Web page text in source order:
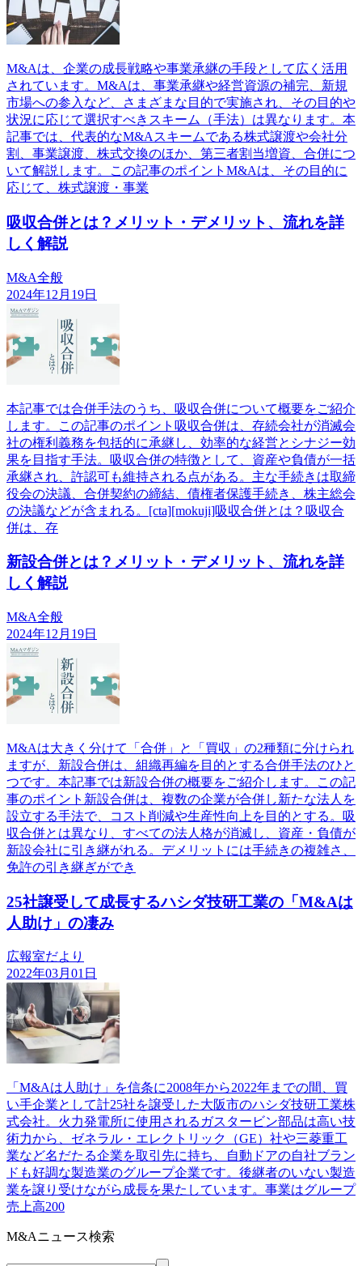
M&Aは、企業の成長戦略や事業承継の手段として広く活用
されています。M&Aは、事業承継や経営資源の補完、新規
市場への参入など、さまざまな目的で実施され、その目的や
状況に応じて選択すべきスキーム（手法）は異なります。本
記事では、代表的なM&Aスキームである株式譲渡や会社分
割、事業譲渡、株式交換のほか、第三者割当増資、合併につ
いて解説します。この記事のポイントM&Aは、その目的に
応じて、株式譲渡・事業
吸収合併とは？メリット・デメリット、流れを詳
しく解説
M&A全般
2024年12月19日
本記事では合併手法のうち、吸収合併について概要をご紹介
します。この記事のポイント吸収合併は、存続会社が消滅会
社の権利義務を包括的に承継し、効率的な経営とシナジー効
果を目指す手法。吸収合併の特徴として、資産や負債が一括
承継され、許認可も維持される点がある。主な手続きは取締
役会の決議、合併契約の締結、債権者保護手続き、株主総会
の決議などが含まれる。[cta][mokuji]吸収合併とは？吸収合
併は、存
新設合併とは？メリット・デメリット、流れを詳
しく解説
M&A全般
2024年12月19日
M&Aは大きく分けて「合併」と「買収」の2種類に分けられ
ますが、新設合併は、組織再編を目的とする合併手法のひと
つです。本記事では新設合併の概要をご紹介します。この記
事のポイント新設合併は、複数の企業が合併し新たな法人を
設立する手法で、コスト削減や生産性向上を目的とする。吸
収合併とは異なり、すべての法人格が消滅し、資産・負債が
新設会社に引き継がれる。デメリットには手続きの複雑さ、
免許の引き継ぎができ
25社譲受して成長するハシダ技研工業の「M&Aは
人助け」の凄み
広報室だより
2022年03月01日
「M&Aは人助け」を信条に2008年から2022年までの間、買
い手企業として計25社を譲受した大阪市のハシダ技研工業株
式会社。火力発電所に使用されるガスタービン部品は高い技
術力から、ゼネラル・エレクトリック（GE）社や三菱重工
業など名だたる企業を取引先に持ち、自動ドアの自社ブラン
ドも好調な製造業のグループ企業です。後継者のいない製造
業を譲り受けながら成長を果たしています。事業はグループ
売上高200
M&Aニュース検索